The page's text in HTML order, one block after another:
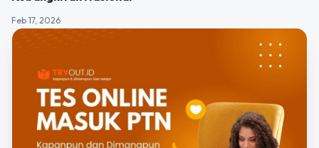
Feb 17, 2026